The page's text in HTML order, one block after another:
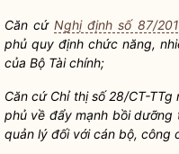
Căn cứNghị định số 87/
phủ quy định chức năng,
của Bộ Tài chính;
Căn cứ Chỉ thị số 28/CT-
phủ về đẩy mạnh bồi dưỡng
quản lý đối vớicán bộ, công